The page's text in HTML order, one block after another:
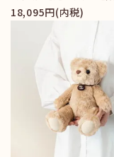
18,095円(内税)